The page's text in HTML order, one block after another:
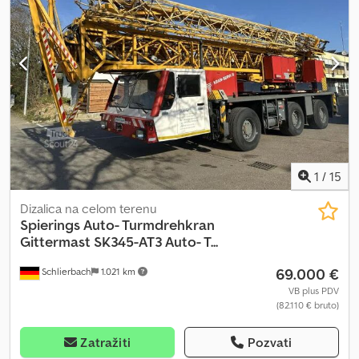
1 / 15
Schlierbach 1.021 km
Dizalica na celom terenu
SpieringsAuto- Turmdrehkran
Gittermast SK345-AT3 Auto- T...
69.000 €
VB plus PDV
(82.110 € bruto)
Zatražiti Pozvati